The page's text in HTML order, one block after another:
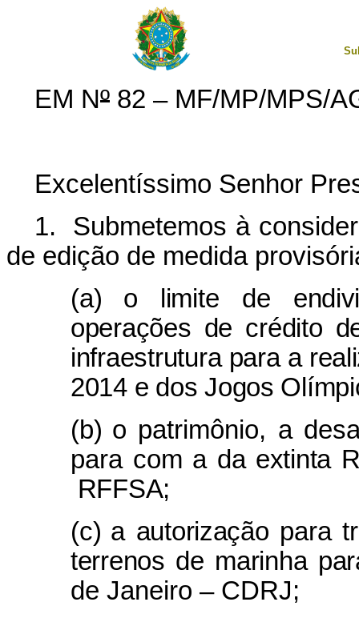
EM Nº 82 – MF/MP/MPS/
Excelentíssimo Senhor
1. Submetemos à
de edição de medida
(a)
o limite de
operações de crédito
infraestrutura para a
2014 e dos Jogos
(b) o patrimônio, a
para com a da extinta
RFFSA;
(c) a autorização para
terrenos de marinha
de Janeiro – CDRJ;